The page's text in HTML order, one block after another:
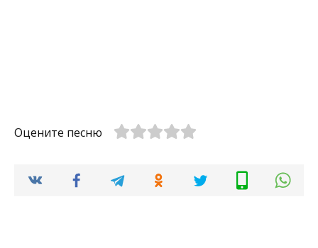
Оцените песню